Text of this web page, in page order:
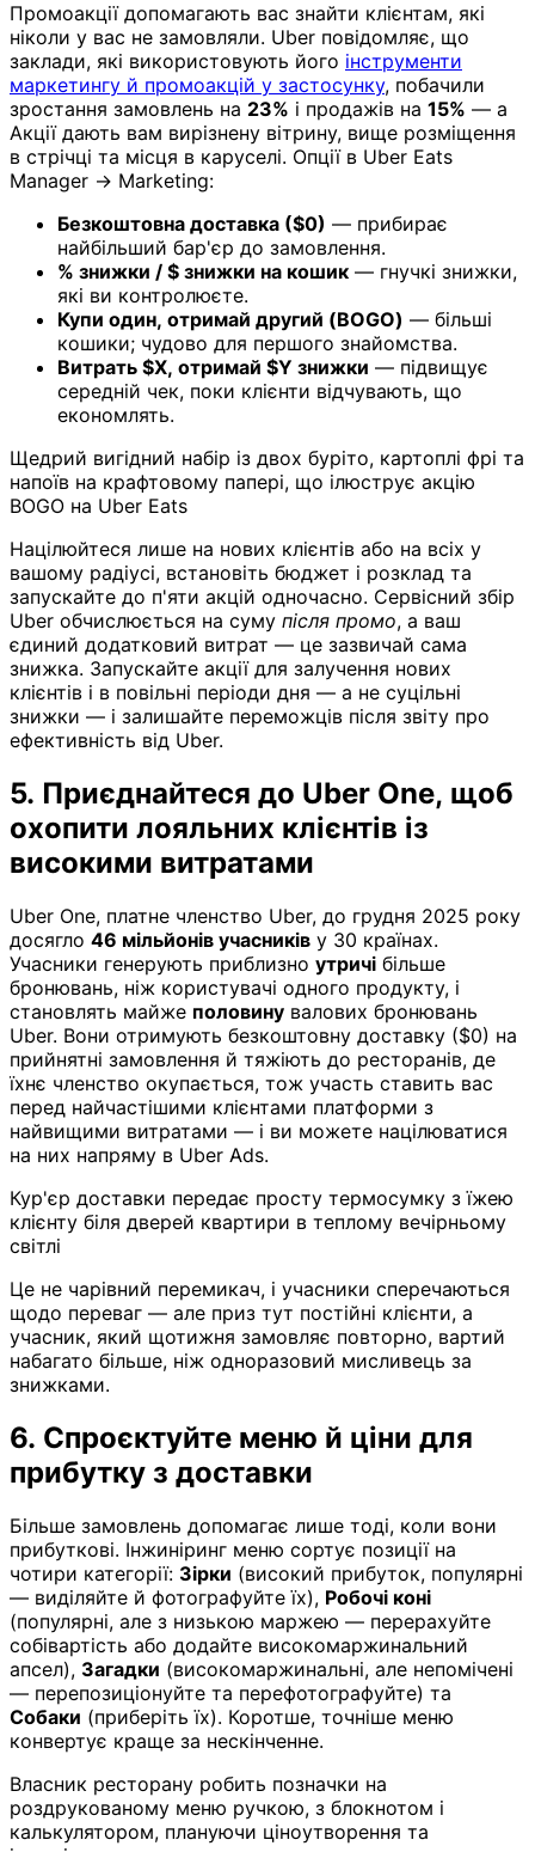
Промоакції допомагають вас знайти клієнтам, які
ніколи у вас не замовляли. Uber повідомляє, що
заклади, які використовують його інструменти
маркетингу й промоакцій у застосунку, побачили
зростання замовлень на 23% і продажів на 15% — а
Акції дають вам вирізнену вітрину, вище розміщення
в стрічці та місця в каруселі. Опції в Uber Eats
Manager → Marketing:
Безкоштовна доставка ($0) — прибирає
найбільший бар'єр до замовлення.
% знижки / $ знижки на кошик — гнучкі знижки,
які ви контролюєте.
Купи один, отримай другий (BOGO) — більші
кошики; чудово для першого знайомства.
Витрать $X, отримай $Y знижки — підвищує
середній чек, поки клієнти відчувають, що
економлять.
Щедрий вигідний набір із двох буріто, картоплі фрі та
напоїв на крафтовому папері, що ілюструє акцію
BOGO на Uber Eats
Націлюйтеся лише на нових клієнтів або на всіх у
вашому радіусі, встановіть бюджет і розклад та
запускайте до п'яти акцій одночасно. Сервісний збір
Uber обчислюється на суму після промо, а ваш
єдиний додатковий витрат — це зазвичай сама
знижка. Запускайте акції для залучення нових
клієнтів і в повільні періоди дня — а не суцільні
знижки — і залишайте переможців після звіту про
ефективність від Uber.
5. Приєднайтеся до Uber One, щоб
охопити лояльних клієнтів із
високими витратами
Uber One, платне членство Uber, до грудня 2025 року
досягло 46 мільйонів учасників у 30 країнах.
Учасники генерують приблизно утричі більше
бронювань, ніж користувачі одного продукту, і
становлять майже половину валових бронювань
Uber. Вони отримують безкоштовну доставку ($0) на
прийнятні замовлення й тяжіють до ресторанів, де
їхнє членство окупається, тож участь ставить вас
перед найчастішими клієнтами платформи з
найвищими витратами — і ви можете націлюватися
на них напряму в Uber Ads.
Кур'єр доставки передає просту термосумку з їжею
клієнту біля дверей квартири в теплому вечірньому
світлі
Це не чарівний перемикач, і учасники сперечаються
щодо переваг — але приз тут постійні клієнти, а
учасник, який щотижня замовляє повторно, вартий
набагато більше, ніж одноразовий мисливець за
знижками.
6. Спроєктуйте меню й ціни для
прибутку з доставки
Більше замовлень допомагає лише тоді, коли вони
прибуткові. Інжиніринг меню сортує позиції на
чотири категорії: Зірки (високий прибуток, популярні
— виділяйте й фотографуйте їх), Робочі коні
(популярні, але з низькою маржею — перерахуйте
собівартість або додайте високомаржинальний
апсел), Загадки (високомаржинальні, але непомічені
— перепозиціонуйте та перефотографуйте) та
Собаки (приберіть їх). Коротше, точніше меню
конвертує краще за нескінченне.
Власник ресторану робить позначки на
роздрукованому меню ручкою, з блокнотом і
калькулятором, плануючи ціноутворення та